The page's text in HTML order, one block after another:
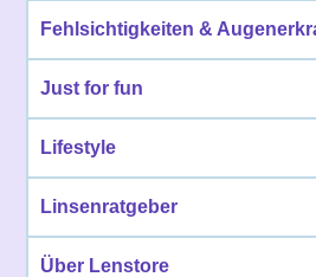
Fehlsichtigkeiten &
Just for fun
Lifestyle
Linsenratgeber
Über Lenstore